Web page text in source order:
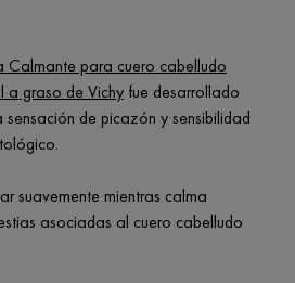
Calmante para cuero cabelludo
a graso de Vichy fue desarrollado
de picazón y sensibilidad
suavemente mientras calma
asociadas al cuero cabelludo